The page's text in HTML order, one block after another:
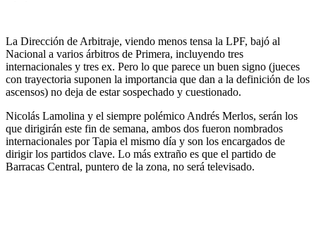
La Dirección de Arbitraje, viendo menos tensa la LPF, bajó al
Nacional a varios árbitros de Primera, incluyendo tres
internacionales y tres ex. Pero lo que parece un buen signo (jueces
con trayectoria suponen la importancia que dan a la definición de los
ascensos) no deja de estar sospechado y cuestionado.
Nicolás Lamolina y el siempre polémico Andrés Merlos, serán los
que dirigirán este fin de semana, ambos dos fueron nombrados
internacionales por Tapia el mismo día y son los encargados de
dirigir los partidos clave. Lo más extraño es que el partido de
Barracas Central, puntero de la zona, no será televisado.